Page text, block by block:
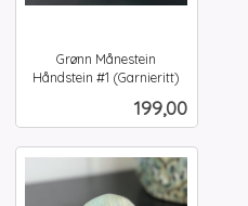
Grønn Månestein
Håndstein #1 (Garnieritt)
Pris
199,00